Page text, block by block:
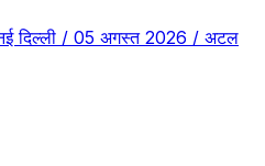
नई दिल्ली / 05 अगस्त 2026 / अटल